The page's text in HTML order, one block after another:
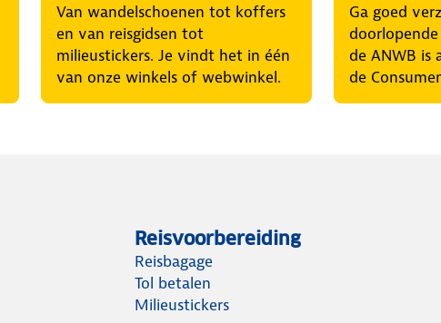
Van wandelschoenen tot koffers
en van reisgidsen tot
milieustickers. Je vindt het in één
van onze winkels of webwinkel.
Ga goed
de ANWB is
de
Reisvoorbereiding
Reisbagage
Tol betalen
Milieustickers